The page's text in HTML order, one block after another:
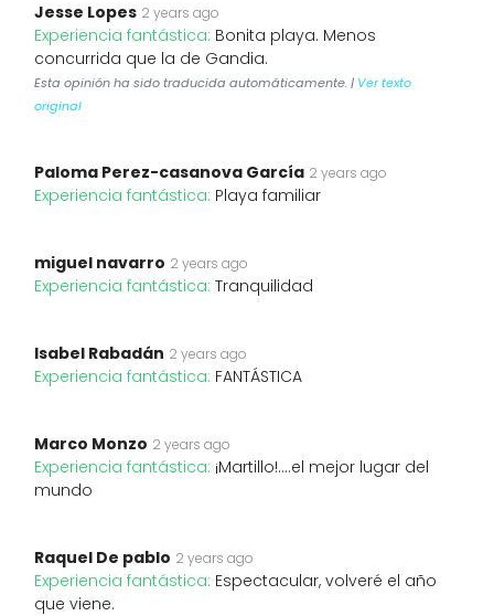
Jesse Lopes 2 years ago
Experiencia fantástica: Bonita playa. Menos
concurrida que la de Gandia.
Esta opinión ha sido traducida automáticamente. | Ver texto
original
Paloma Perez-casanova García 2 years ago
Experiencia fantástica: Playa familiar
miguel navarro 2 years ago
Experiencia fantástica: Tranquilidad
Isabel Rabadán 2 years ago
Experiencia fantástica: FANTÁSTICA
Marco Monzo 2 years ago
Experiencia fantástica: ¡Martillo!....el mejor lugar del
mundo
Raquel De pablo 2 years ago
Experiencia fantástica: Espectacular, volveré el año
que viene.